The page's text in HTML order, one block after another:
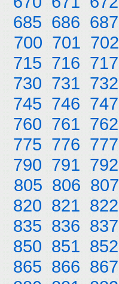
685 686 687
700 701 702
715 716 717
730 731 732
745 746 747
760 761 762
775 776 777
790 791 792
805 806 807
820 821 822
835 836 837
850 851 852
865 866 867